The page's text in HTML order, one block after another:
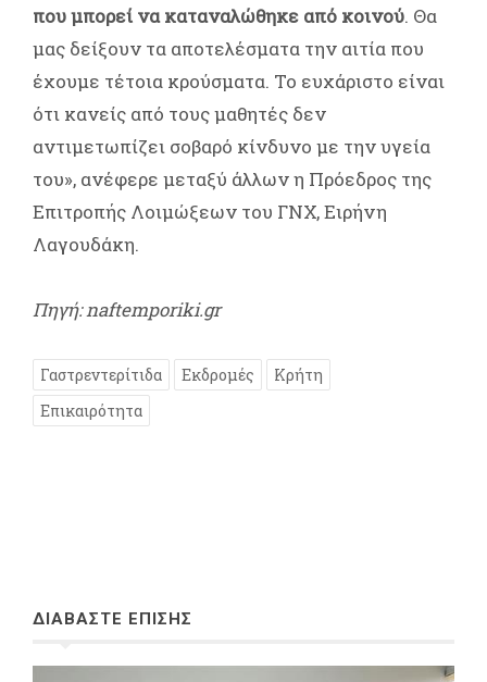
που μπορεί να καταναλώθηκε από κοινού. Θα
μας δείξουν τα αποτελέσματα την αιτία που
έχουμε τέτοια κρούσματα. Το ευχάριστο είναι
ότι κανείς από τους μαθητές δεν
αντιμετωπίζει σοβαρό κίνδυνο με την υγεία
του», ανέφερε μεταξύ άλλων η Πρόεδρος της
Επιτροπής Λοιμώξεων του ΓΝΧ, Ειρήνη
Λαγουδάκη.
Πηγή: naftemporiki.gr
Γαστρεντερίτιδα Εκδρομές
Κρήτη
Επικαιρότητα
ΔΙΑΒΑΣΤΕ ΕΠΙΣΗΣ